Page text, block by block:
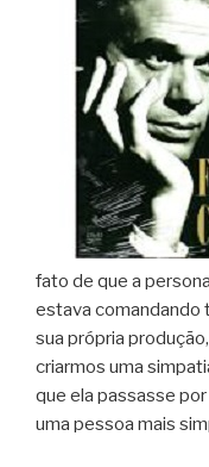
fato de que a
estava comandando
sua própria
criarmos uma
que ela passasse
uma pessoa mais